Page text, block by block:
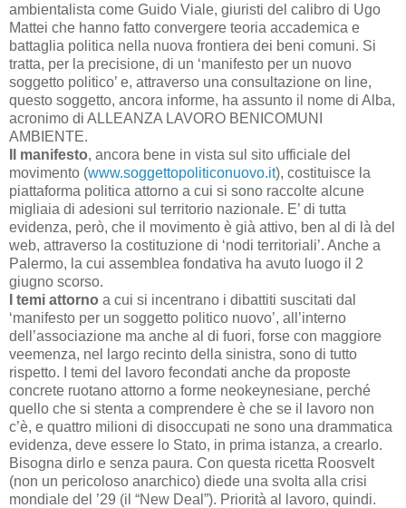
ambientalista come Guido Viale, giuristi del calibro di Ugo
Mattei che hanno fatto convergere teoria accademica e
battaglia politica nella nuova frontiera dei beni comuni. Si
tratta, per la precisione, di un ‘manifesto per un nuovo
soggetto politico’ e, attraverso una consultazione on line,
questo soggetto, ancora informe, ha assunto il nome di Alba,
acronimo di ALLEANZA LAVORO BENICOMUNI
AMBIENTE.
Il manifesto, ancora bene in vista sul sito ufficiale del
movimento (www.soggettopoliticonuovo.it), costituisce la
piattaforma politica attorno a cui si sono raccolte alcune
migliaia di adesioni sul territorio nazionale. E’ di tutta
evidenza, però, che il movimento è già attivo, ben al di là del
web, attraverso la costituzione di ‘nodi territoriali’. Anche a
Palermo, la cui assemblea fondativa ha avuto luogo il 2
giugno scorso.
I temi attorno a cui si incentrano i dibattiti suscitati dal
‘manifesto per un soggetto politico nuovo’, all’interno
dell’associazione ma anche al di fuori, forse con maggiore
veemenza, nel largo recinto della sinistra, sono di tutto
rispetto. I temi del lavoro fecondati anche da proposte
concrete ruotano attorno a forme neokeynesiane, perché
quello che si stenta a comprendere è che se il lavoro non
c’è, e quattro milioni di disoccupati ne sono una drammatica
evidenza, deve essere lo Stato, in prima istanza, a crearlo.
Bisogna dirlo e senza paura. Con questa ricetta Roosvelt
(non un pericoloso anarchico) diede una svolta alla crisi
mondiale del ’29 (il “New Deal”). Priorità al lavoro, quindi.